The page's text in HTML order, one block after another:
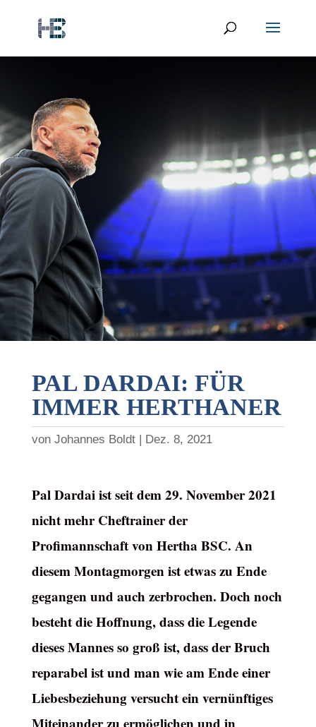
PAL DARDAI: FÜR
IMMER HERTHANER
von Johannes Boldt Dez. 8, 2021
Pal Dardai ist seit dem 29. November 2021
nicht mehr Cheftrainer der
Profimannschaft von Hertha BSC. An
diesem Montagmorgen ist etwas zu Ende
gegangen und auch zerbrochen. Doch noch
besteht die Hoffnung, dass die Legende
dieses Mannes so groß ist, dass der Bruch
reparabel ist und man wie am Ende einer
Liebesbeziehung versucht ein vernünftiges
Miteinander zu ermöglichen und in